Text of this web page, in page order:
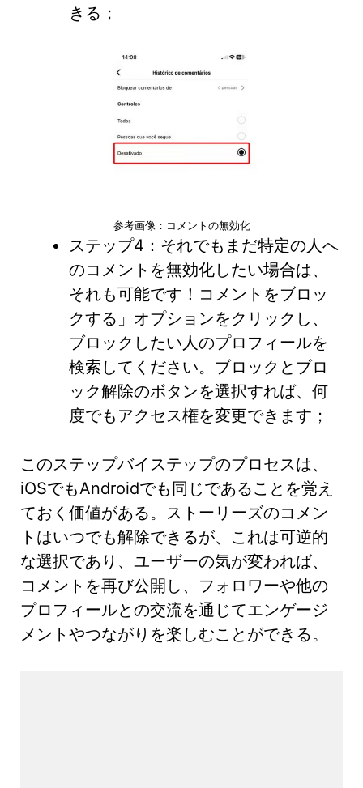
きる；
参考画像：コメントの無効化
ステップ4：それでもまだ特定の人へ
のコメントを無効化したい場合は、
それも可能です！コメントをブロッ
クする」オプションをクリックし、
ブロックしたい人のプロフィールを
検索してください。ブロックとブロ
ック解除のボタンを選択すれば、何
度でもアクセス権を変更できます；
このステップバイステップのプロセスは、
iOSでもAndroidでも同じであることを覚え
ておく価値がある。ストーリーズのコメン
トはいつでも解除できるが、これは可逆的
な選択であり、ユーザーの気が変われば、
コメントを再び公開し、フォロワーや他の
プロフィールとの交流を通じてエンゲージ
メントやつながりを楽しむことができる。